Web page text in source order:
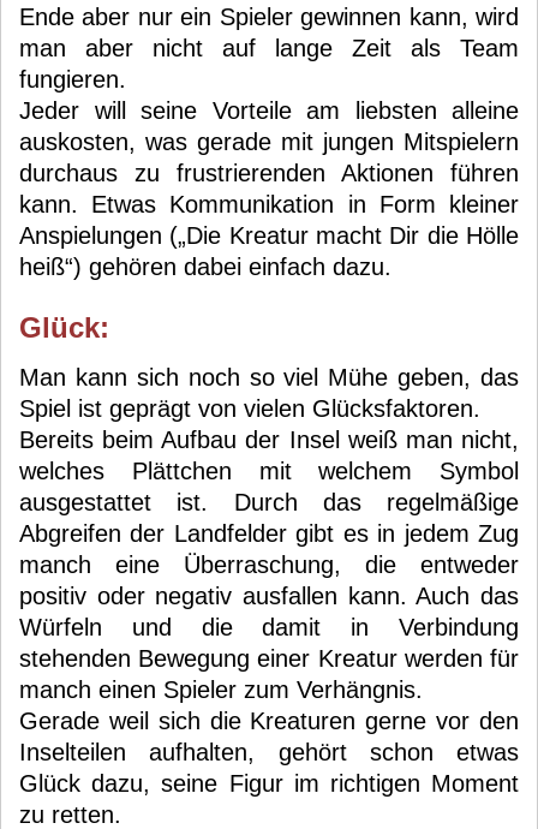
Ende aber nur ein Spieler gewinnen kann, wird
man aber nicht auf lange Zeit als Team
fungieren.
Jeder will seine Vorteile am liebsten alleine
auskosten, was gerade mit jungen Mitspielern
durchaus zu frustrierenden Aktionen führen
kann. Etwas Kommunikation in Form kleiner
Anspielungen („Die Kreatur macht Dir die Hölle
heiß“) gehören dabei einfach dazu.
Glück:
Man kann sich noch so viel Mühe geben, das
Spiel ist geprägt von vielen Glücksfaktoren.
Bereits beim Aufbau der Insel weiß man nicht,
welches Plättchen mit welchem Symbol
ausgestattet ist. Durch das regelmäßige
Abgreifen der Landfelder gibt es in jedem Zug
manch eine Überraschung, die entweder
positiv oder negativ ausfallen kann. Auch das
Würfeln und die damit in Verbindung
stehenden Bewegung einer Kreatur werden für
manch einen Spieler zum Verhängnis.
Gerade weil sich die Kreaturen gerne vor den
Inselteilen aufhalten, gehört schon etwas
Glück dazu, seine Figur im richtigen Moment
zu retten.